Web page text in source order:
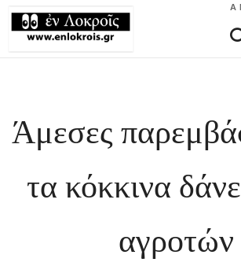
Άμεσες
τα κόκκινα
αγροτών